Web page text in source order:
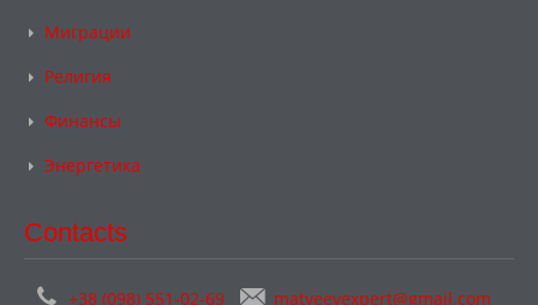
Миграции
Религия
Финансы
Энергетика
Contacts
+38 (098) 551-02-69 matveevexpert@gmail.com